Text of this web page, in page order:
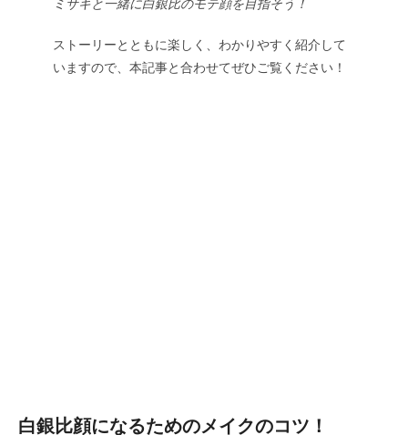
ミサキと一緒に白銀比のモテ顔を目指そう！
ストーリーとともに楽しく、わかりやすく紹介して
いますので、本記事と合わせてぜひご覧ください！
白銀比顔になるためのメイクのコツ！